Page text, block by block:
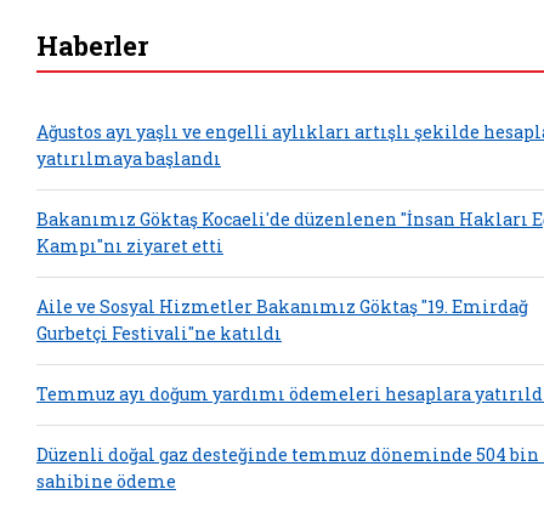
Haberler
Ağustos ayı yaşlı ve engelli aylıkları artışlı şekilde
yatırılmaya başlandı
Bakanımız Göktaş Kocaeli'de düzenlenen "İnsan Hakları
Kampı"nı ziyaret etti
Aile ve Sosyal Hizmetler Bakanımız Göktaş "19. Emirdağ
Gurbetçi Festivali"ne katıldı
Temmuz ayı doğum yardımı ödemeleri hesaplara
Düzenli doğal gaz desteğinde temmuz döneminde 504
sahibine ödeme